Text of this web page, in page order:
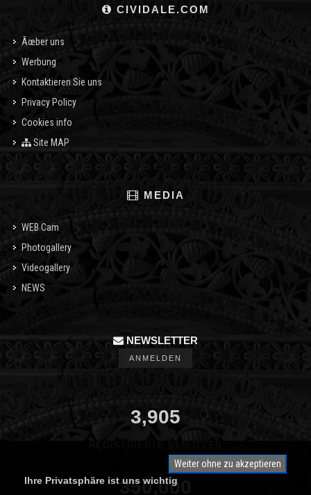
CIVIDALE.COM
Ãœber uns
Werbung
Kontaktieren Sie uns
Privacy Policy
Cookies info
Site MAP
MEDIA
WEB Cam
Photogallery
Videogallery
NEWS
NEWSLETTER
ANMELDEN
3,905
350,000
Weiter ohne zu akzeptieren
Ihre Privatsphäre ist uns wichtig